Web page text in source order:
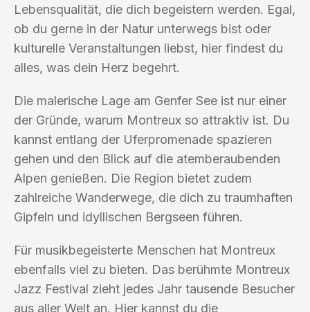
Lebensqualität, die dich begeistern werden. Egal,
ob du gerne in der Natur unterwegs bist oder
kulturelle Veranstaltungen liebst, hier findest du
alles, was dein Herz begehrt.
Die malerische Lage am Genfer See ist nur einer
der Gründe, warum Montreux so attraktiv ist. Du
kannst entlang der Uferpromenade spazieren
gehen und den Blick auf die atemberaubenden
Alpen genießen. Die Region bietet zudem
zahlreiche Wanderwege, die dich zu traumhaften
Gipfeln und idyllischen Bergseen führen.
Für musikbegeisterte Menschen hat Montreux
ebenfalls viel zu bieten. Das berühmte Montreux
Jazz Festival zieht jedes Jahr tausende Besucher
aus aller Welt an. Hier kannst du die